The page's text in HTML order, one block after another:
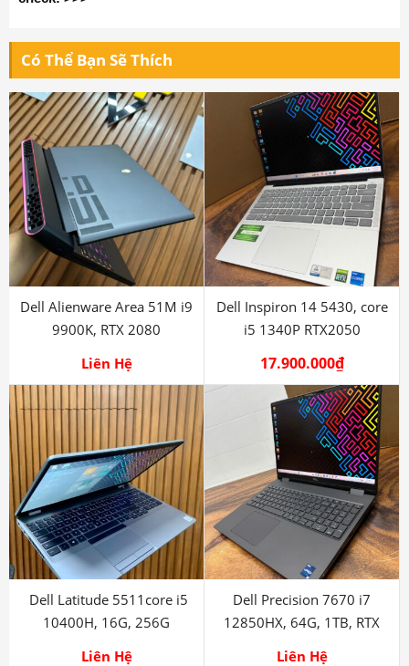
Có Thể Bạn Sẽ Thích
Dell Alienware Area 51M i9
9900K, RTX 2080
Liên Hệ
Dell Inspiron 14 5430, core
i5 1340P RTX2050
17.900.000₫
Dell Latitude 5511core i5
10400H, 16G, 256G
Liên Hệ
Dell Precision 7670 i7
12850HX, 64G, 1TB, RTX
Liên Hệ